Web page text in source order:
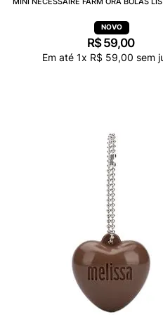
R$59,00
Em até 1x R$ 59,00 sem